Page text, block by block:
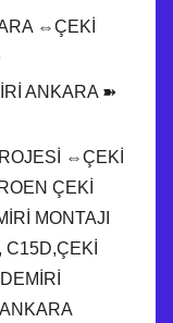
⇔ÇEKİ
ANKARA ➽
⇔ÇEKİ
ÇEKİ
MONTAJI